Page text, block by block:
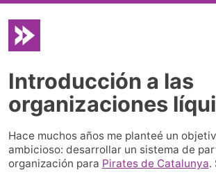
Introducción a las
organizaciones
Hace muchos años me planteé un
ambicioso: desarrollar un sistema de
organización para Pirates de Catalunya.